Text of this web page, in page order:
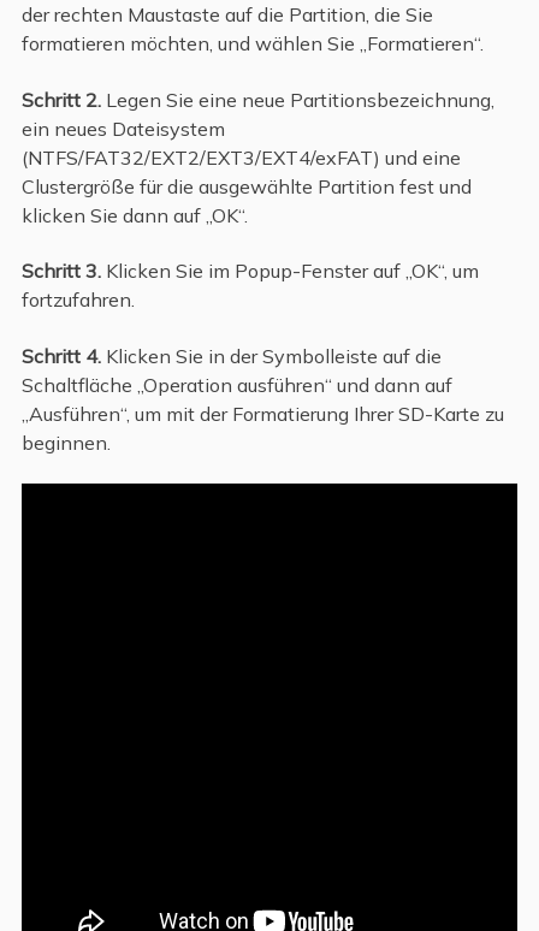
der rechten Maustaste auf die Partition, die Sie
formatieren möchten, und wählen Sie „Formatieren“.
Schritt 2.Legen Sie eine neue Partitionsbezeichnung,
ein neues Dateisystem
(NTFS/FAT32/EXT2/EXT3/EXT4/exFAT) und eine
Clustergröße für die ausgewählte Partition fest und
klicken Sie dann auf „OK“.
Schritt 3.Klicken Sie im Popup-Fenster auf „OK“, um
fortzufahren.
Schritt 4.Klicken Sie in der Symbolleiste auf die
Schaltfläche „Operation ausführen“ und dann auf
„Ausführen“, um mit der Formatierung Ihrer SD-Karte zu
beginnen.